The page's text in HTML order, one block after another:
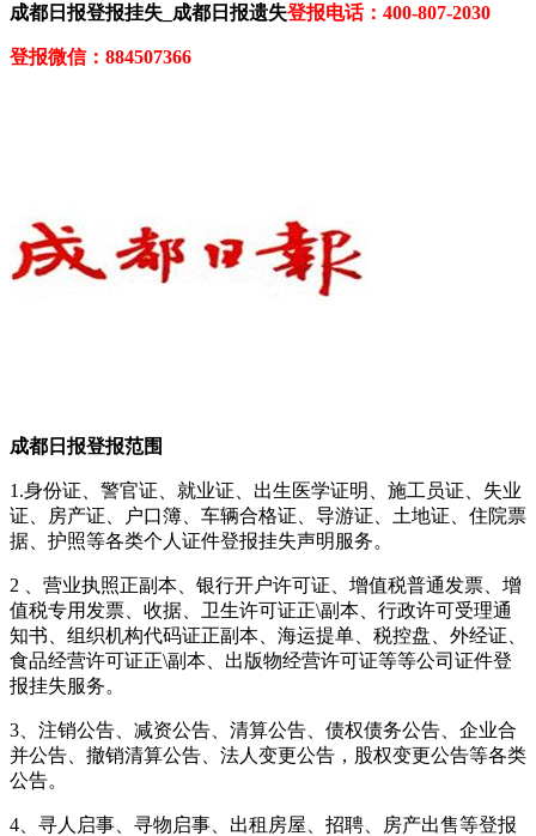
成都日报登报挂失_成都日报遗失登报电话：400-807-2030
登报微信：884507366
成都日报登报范围
1.身份证、警官证、就业证、出生医学证明、施工员证、失业
证、房产证、户口簿、车辆合格证、导游证、土地证、住院票
据、护照等各类个人证件登报挂失声明服务。
2 、营业执照正副本、银行开户许可证、增值税普通发票、增
值税专用发票、收据、卫生许可证正\副本、行政许可受理通
知书、组织机构代码证正副本、海运提单、税控盘、外经证、
食品经营许可证正\副本、出版物经营许可证等等公司证件登
报挂失服务。
3、注销公告、减资公告、清算公告、债权债务公告、企业合
并公告、撤销清算公告、法人变更公告，股权变更公告等各类
公告。
4、寻人启事、寻物启事、出租房屋、招聘、房产出售等登报